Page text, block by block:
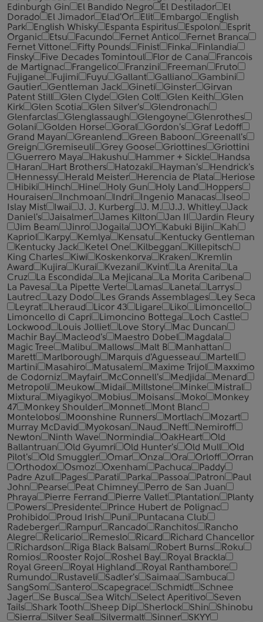
Edinburgh Gin
El Bandido Negro El Destilador
El
Dorado
El Jimador Elad'Or Elit Embargo
English
Park
English Whisky Espanta Espiritus Espolon
Esprit
Organic
Etsu Facundo Fernet Antico
Fernet Branca
Fernet Vittone
Fifty Pounds Finist Finka
Finlandia
Finsky
Five Decades Tomintoul Flor de Cana
Francois
de Martignac
Frangelico Franzini Freeman
Fruto
Fujigane
Fujimi Fuyu Gallant Galliano
Gambini
Gautier
Gentleman Jack Gineti Ginster
Girvan
Patent Still
Glen Clyde Glen Colt Glen Keith
Glen
Kirk
Glen Scotia Glen Silver's
Glendronach
Glenfarclas
Glenglassaugh Glengoyne
Glenrothes
Golani
Golden Horse Goral Gordon's
Graf Ledoff
Grand Mayan
Greanlend Green Baboon
Greenall's
Greign
Gremiseuli Grey Goose Griottines
Griottini
Guerrero Maya
Hakushu Hammer + Sickle
Handsa
Haran
Hart Brothers Hatozaki Hayman's
Hendrick's
Hennessy
Herald Meister Herencia de Plata
Heriose
Hibiki
Hinch Hine Holy Gun Holy Land
Hoppers
Houraisen
Inchmoan Indri Ingenio Manacas
Iseo
Islay Mist
Iwai J. J. Kurberg J. M. J.J. Whitley
Jack
Daniel's
Jaisalmer James Kilton Jan II
Jardin Fleury
Jim Beam
Jinro Jogaila JOY Kabuki Bijin
Kah
Kapriol
Karpy Kemlya Kensatu
Kentucky Gentleman
Kentucky Jack
Ketel One Kilbeggan
Killepitsch
King Charles
Kiwi Koskenkorva Kraken
Kremlin
Award
Kujira Kurai Kvezani Kvint La Arenita
La
Cruz
La Escondida La Mejicana
La Morita Caribena
La Pavesa
La Pipette Verte Lamas Laneta
Larrys
Lautrec
Lazy Dodo Les Grands Assemblages
Ley Seca
Leyrat
Lheraud Licor 43 Ligare Liko
Limoncello
Limoncello di Capri
Limoncino Bottega
Loch Castle
Lockwood
Louis Jolliet Love Story
Mac Duncan
Machir Bay
Macleod's Maestro Dobel
Magdala
Magic Tree
Malibu Mallows Malt B
Manhattan
Marett
Marlborough Marquis d'Aguesseau
Martell
Martini
Masahiro Matusalem Maxime Trijol
Maxximo
de Codorniz
Mayfair McConnell's Medjida
Menard
Metropoli
Meukow Midai Millstone Minke
Mistral
Mixtura
Miyagikyo Mobius Moisans Moko
Monkey
47
Monkey Shoulder Monnet
Mont Blanc
Montelobos
Moonshine Runners Mortlach
Mozart
Murray McDavid
Myokosan Naud Neft
Nemiroff
Newton
Ninth Wave Normindia OakHeart
Old
Ballantruan
Old Gyumri Old Hunter's Old Mull
Old
Pilot's
Old Smuggler Omar Onza Ora Orloff
Orran
Orthodox
Osmoz Oxenham Pachuca
Paddy
Padre Azul
Pages Parati Parka Passoa Patron
Paul
John
Pearse Peat Chimney
Perro de San Juan
Phraya
Pierre Ferrand Pierre Vallet Plantation
Planty
Powers
Presidente
Prince Hubert de Polignac
Prohibido
Proud Irish Puni
Puntacana Club
Radeberger
Rampur Rancado Ranchitos
Rancho
Alegre
Relicario Remeslo Ricard
Richard Chancellor
Richardson
Riga Black Balsam Robert Burns
Roku
Romios
Rooster Rojo Roshel Bay
Royal Brackla
Royal Green
Royal Highland
Royal Ranthambore
Rumundo
Rustaveli Sadler's Saimaa
Sambuca
SangSom
Santero Scapegrace Schmidt
Schnee
Jager
Se Busca Sea Witch Select Aperitivo
Seven
Tails
Shark Tooth Sheep Dip Sherlock Shin
Shinobu
Sierra
Silver Seal Silvermalt Sinner
SKYY